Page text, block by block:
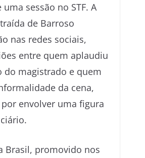
sessão no STF. A
de Barroso
nas redes sociais,
entre quem aplaudiu
do magistrado e quem
da cena,
envolver uma figura
Brasil, promovido nos